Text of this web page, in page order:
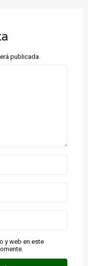
publicada.
y web en este